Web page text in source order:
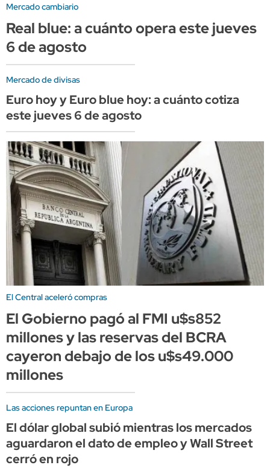
Mercado cambiario
Real blue: a cuánto opera este jueves
6 de agosto
Mercado de divisas
Euro hoy y Euro blue hoy: a cuánto cotiza
este jueves 6 de agosto
El Central aceleró compras
El Gobierno pagó al FMI u$s852
millones y las reservas del BCRA
cayeron debajo de los u$s49.000
millones
Las acciones repuntan en Europa
El dólar global subió mientras los mercados
aguardaron el dato de empleo y Wall Street
cerró en rojo